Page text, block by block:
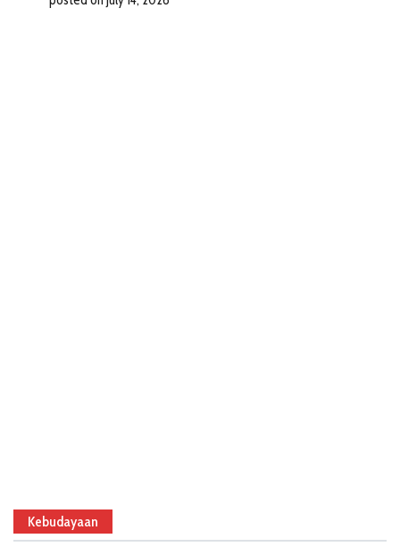
Kebudayaan